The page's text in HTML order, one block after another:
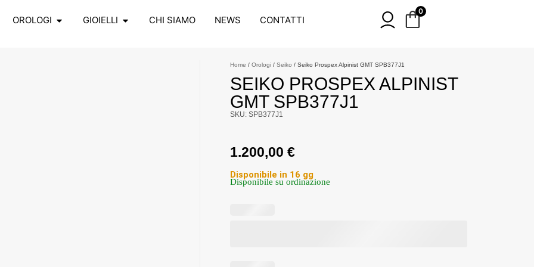
OROLOGI GIOIELLI CHI SIAMO NEWS CONTATTI
0
Home / Orologi / Seiko / Seiko Prospex Alpinist GMT SPB377J1
SEIKO PROSPEX ALPINIST
GMT SPB377J1
SKU: SPB377J1
1.200,00 €
Disponibile in 16 gg
Disponibile su ordinazione